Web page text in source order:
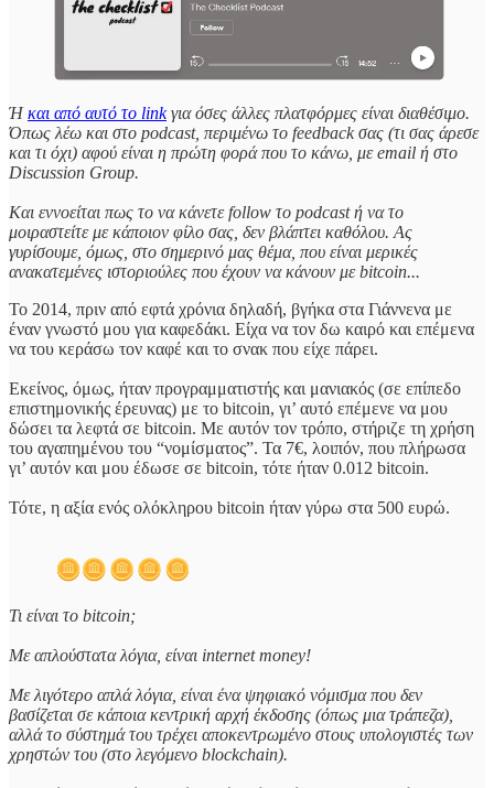
Ήκαι από αυτό το linkγια όσες άλλες πλατφόρμες είναι διαθέσιμο.
Όπως λέω και στο podcast, περιμένω το feedback σας (τι σας άρεσε
και τι όχι) αφού είναι η πρώτη φορά που το κάνω, με email ή στο
Discussion Group.
Και εννοείται πως το να κάνετε follow το podcast ή να το
μοιραστείτε με κάποιον φίλο σας, δεν βλάπτει καθόλου. Ας
γυρίσουμε, όμως, στο σημερινό μας θέμα, που είναι μερικές
ανακατεμένες ιστοριούλες που έχουν να κάνουν με bitcoin...
Το 2014, πριν από εφτά χρόνια δηλαδή, βγήκα στα Γιάννενα με
έναν γνωστό μου για καφεδάκι. Είχα να τον δω καιρό και επέμενα
να του κεράσω τον καφέ και το σνακ που είχε πάρει.
Εκείνος, όμως, ήταν προγραμματιστής και μανιακός (σε επίπεδο
επιστημονικής έρευνας) με το bitcoin, γι’ αυτό επέμενε να μου
δώσει τα λεφτά σε bitcoin. Με αυτόν τον τρόπο, στήριζε τη χρήση
του αγαπημένου του “νομίσματος”. Τα 7€, λοιπόν, που πλήρωσα
γι’ αυτόν και μου έδωσε σε bitcoin, τότε ήταν 0.012 bitcoin.
Τότε, η αξία ενός ολόκληρου bitcoin ήταν γύρω στα 500 ευρώ.
Τι είναι το bitcoin;
Με απλούστατα λόγια, είναι internet money!
Με λιγότερο απλά λόγια, είναι ένα ψηφιακό νόμισμα που δεν
βασίζεται σε κάποια κεντρική αρχή έκδοσης (όπως μια τράπεζα),
αλλά το σύστημά του τρέχει αποκεντρωμένο στους υπολογιστές των
χρηστών του (στο λεγόμενο blockchain).